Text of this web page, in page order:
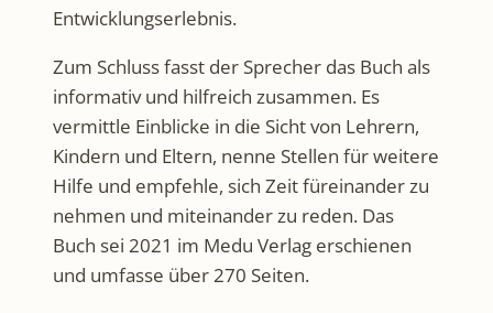
Entwicklungserlebnis.
Zum Schluss fasst der Sprecher das Buch als
informativ und hilfreich zusammen. Es
vermittle Einblicke in die Sicht von Lehrern,
Kindern und Eltern, nenne Stellen für weitere
Hilfe und empfehle, sich Zeit füreinander zu
nehmen und miteinander zu reden. Das
Buch sei 2021 im Medu Verlag erschienen
und umfasse über 270 Seiten.